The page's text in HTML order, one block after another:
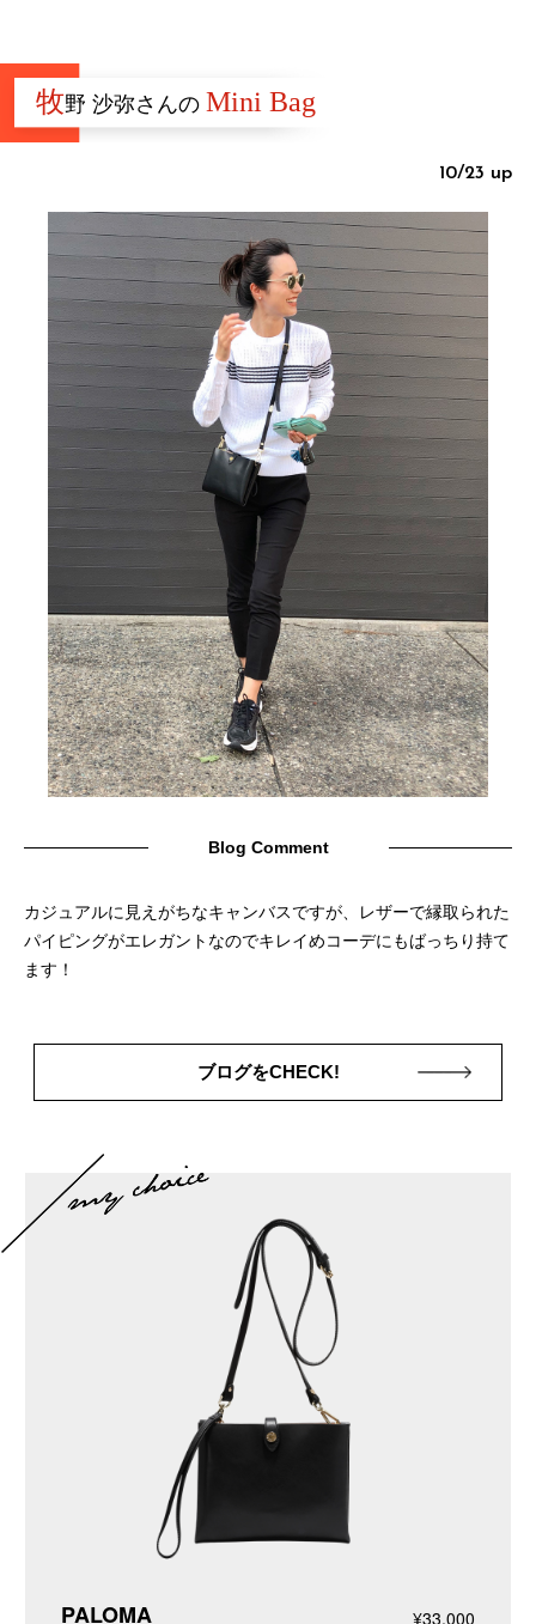
牧野 沙弥さんの Mini Bag
10/23 up
Blog Comment
カジュアルに見えがちなキャンバスですが、レザーで縁取られた
パイピングがエレガントなのでキレイめコーデにもばっちり持て
ます！
ブログをCHECK!
PALOMA ¥33,000